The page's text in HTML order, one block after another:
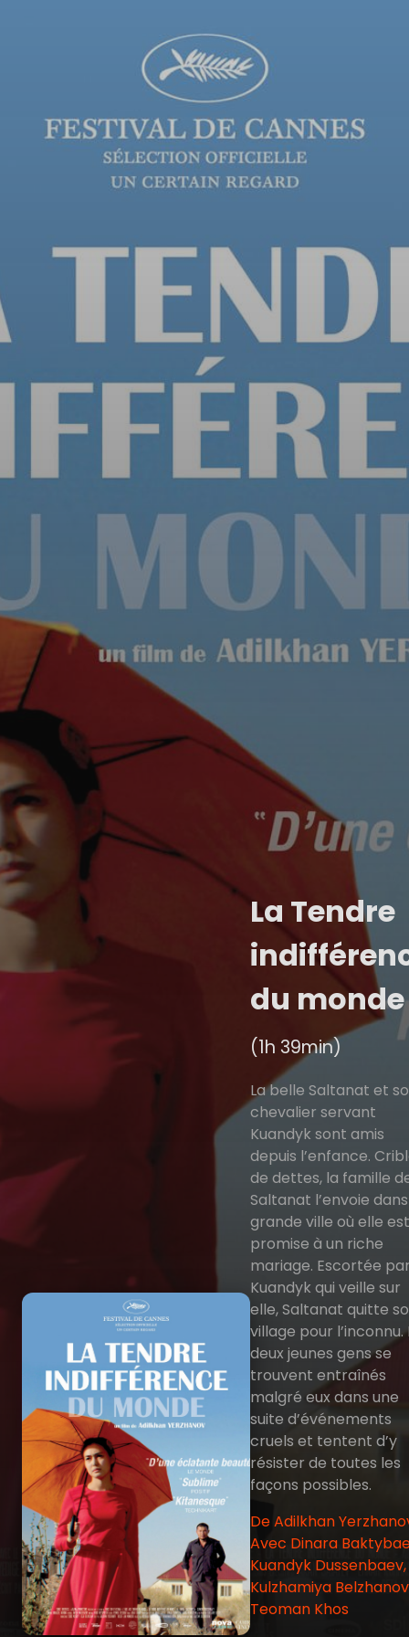
La Tendre
du monde
(1h 39min)
La belle Saltanat et
chevalier servant
Kuandyk sont amis
depuis l’enfance.
de dettes, la famille
Saltanat l’envoie
grande ville où elle est
promise à un riche
mariage. Escortée
Kuandyk qui veille sur
elle, Saltanat quitte
village pour l’inconnu.
deux jeunes gens se
trouvent entraînés
malgré eux dans une
suite d’événements
cruels et tentent d’y
résister de toutes les
façons possibles.
De Adilkhan
Avec Dinara
Kuandyk Dussenbaev,
Kulzhamiya
Teoman Khos